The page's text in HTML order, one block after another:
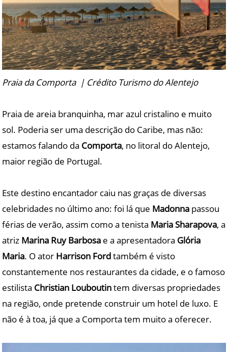
Praia da Comporta | Crédito Turismo do Alentejo
Praia de areia branquinha, mar azul cristalino e muito
sol. Poderia ser uma descrição do Caribe, mas não:
estamos falando da Comporta, no litoral do Alentejo,
maior região de Portugal.
Este destino encantador caiu nas graças de diversas
celebridades no último ano: foi lá que Madonna passou
férias de verão, assim como a tenista Maria Sharapova, a
atriz Marina Ruy Barbosa e a apresentadora Glória
Maria. O ator Harrison Fordtambém é visto
constantemente nos restaurantes da cidade, e o famoso
estilista Christian Louboutintem diversas propriedades
na região, onde pretende construir um hotel de luxo. E
não é à toa, já que a Comporta tem muito a oferecer.